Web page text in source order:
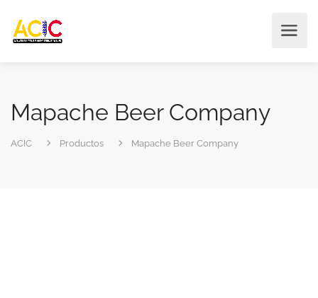
Mapache Beer Company
ACIC Productos Mapache Beer Company